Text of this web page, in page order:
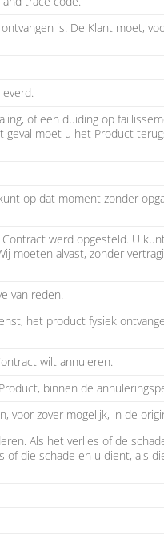
is. De Klant moet,
of een duiding op
moet u het Product
op dat moment zonder
werd opgesteld. U
moeten alvast, zonder
van reden.
het product fysiek
wilt annuleren.
binnen de
zover mogelijk, in de
Als het verlies of de
die schade en u dient, als